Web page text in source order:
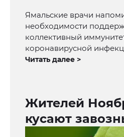
Ямальские врачи
необходимости
коллективный
коронавирусной
Читать далее >
Жителей
кусают